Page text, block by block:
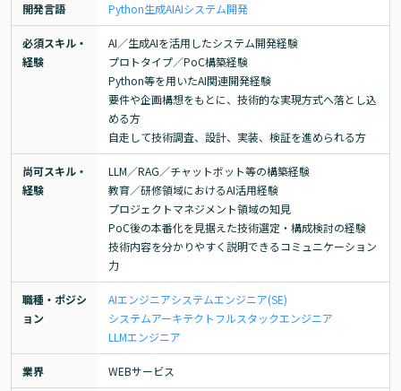
開発言語 Python生成AIAIシステム開発
必須スキル・
経験
AI／生成AIを活用したシステム開発経験
プロトタイプ／PoC構築経験
Python等を用いたAI関連開発経験
要件や企画構想をもとに、技術的な実現方式へ落とし込
める方
自走して技術調査、設計、実装、検証を進められる方
尚可スキル・
経験
LLM／RAG／チャットボット等の構築経験
教育／研修領域におけるAI活用経験
プロジェクトマネジメント領域の知見
PoC後の本番化を見据えた技術選定・構成検討の経験
技術内容を分かりやすく説明できるコミュニケーション
力
職種・ポジシ
ョン
AIエンジニアシステムエンジニア(SE)
システムアーキテクトフルスタックエンジニア
LLMエンジニア
業界 WEBサービス